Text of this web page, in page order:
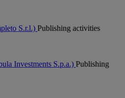
S.r.l.) Publishing activities
Investments S.p.a.) Publishing